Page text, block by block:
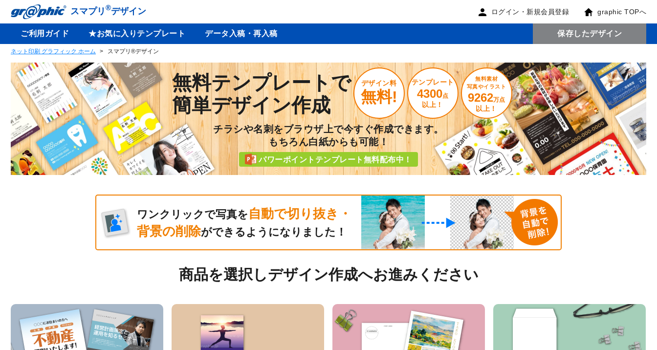
スマプリ ®デザイン ログイン・新規会員登録 graphic TOPへ
ご利用ガイド ★お気に入りテンプレート データ入稿・再入稿 保存したデザイン
ネット印刷 グラフィック ホーム スマプリ®デザイン
無料テンプレートで
簡単デザイン作成
デザイン料
無料!
テンプレート
4300点
以上！
無料素材
写真やイラスト
9262万点
以上！
チラシや名刺をブラウザ上で今すぐ作成できます。
もちろん白紙からも可能！
パワーポイントテンプレート無料配布中！
ワンクリックで写真を 自動で切り抜き・
背景の削除ができるようになりました！
商品を選択しデザイン作成へお進みください